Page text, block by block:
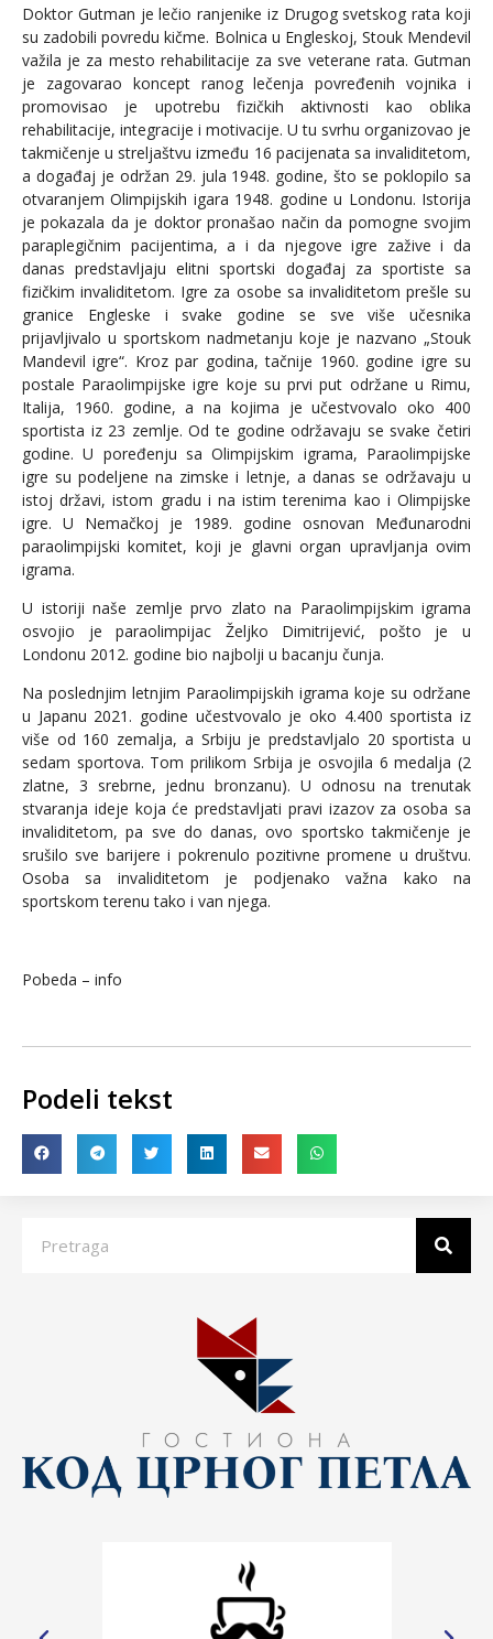
Doktor Gutman je lečio ranjenike iz Drugog svetskog rata koji
su zadobili povredu kičme. Bolnica u Engleskoj, Stouk Mendevil
važila je za mesto rehabilitacije za sve veterane rata. Gutman
je zagovarao koncept ranog lečenja povređenih vojnika i
promovisao je upotrebu fizičkih aktivnosti kao oblika
rehabilitacije, integracije i motivacije. U tu svrhu organizovao je
takmičenje u streljaštvu između 16 pacijenata sa invaliditetom,
a događaj je održan 29. jula 1948. godine, što se poklopilo sa
otvaranjem Olimpijskih igara 1948. godine u Londonu. Istorija
je pokazala da je doktor pronašao način da pomogne svojim
paraplegičnim pacijentima, a i da njegove igre zažive i da
danas predstavljaju elitni sportski događaj za sportiste sa
fizičkim invaliditetom. Igre za osobe sa invaliditetom prešle su
granice Engleske i svake godine se sve više učesnika
prijavljivalo u sportskom nadmetanju koje je nazvano „Stouk
Mandevil igre“. Kroz par godina, tačnije 1960. godine igre su
postale Paraolimpijske igre koje su prvi put održane u Rimu,
Italija, 1960. godine, a na kojima je učestvovalo oko 400
sportista iz 23 zemlje. Od te godine održavaju se svake četiri
godine. U poređenju sa Olimpijskim igrama, Paraolimpijske
igre su podeljene na zimske i letnje, a danas se održavaju u
istoj državi, istom gradu i na istim terenima kao i Olimpijske
igre. U Nemačkoj je 1989. godine osnovan Međunarodni
paraolimpijski komitet, koji je glavni organ upravljanja ovim
igrama.
U istoriji naše zemlje prvo zlato na Paraolimpijskim igrama
osvojio je paraolimpijac Željko Dimitrijević, pošto je u
Londonu 2012. godine bio najbolji u bacanju čunja.
Na poslednjim letnjim Paraolimpijskih igrama koje su održane
u Japanu 2021. godine učestvovalo je oko 4.400 sportista iz
više od 160 zemalja, a Srbiju je predstavljalo 20 sportista u
sedam sportova. Tom prilikom Srbija je osvojila 6 medalja (2
zlatne, 3 srebrne, jednu bronzanu). U odnosu na trenutak
stvaranja ideje koja će predstavljati pravi izazov za osoba sa
invaliditetom, pa sve do danas, ovo sportsko takmičenje je
srušilo sve barijere i pokrenulo pozitivne promene u društvu.
Osoba sa invaliditetom je podjenako važna kako na
sportskom terenu tako i van njega.
Pobeda – info
Podeli tekst